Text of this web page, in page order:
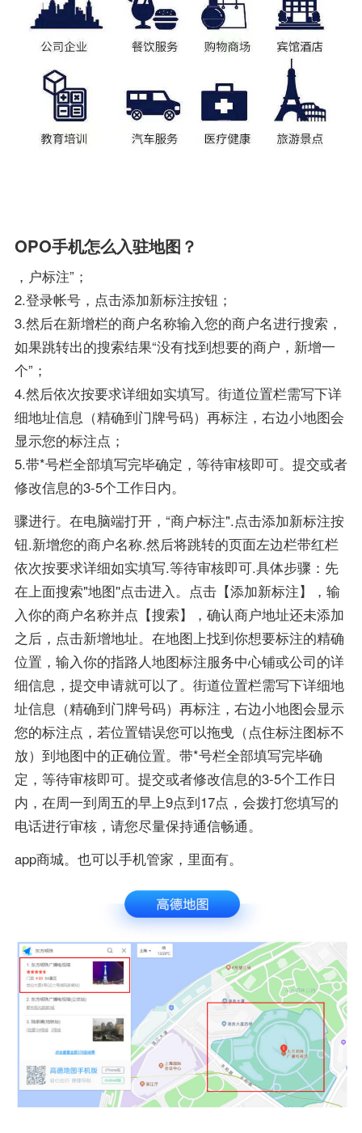
OPO手机怎么入驻地图？
，户标注”；
2.登录帐号，点击添加新标注按钮；
3.然后在新增栏的商户名称输入您的商户名进行搜索，
如果跳转出的搜索结果“没有找到想要的商户，新增一
个”；
4.然后依次按要求详细如实填写。街道位置栏需写下详
细地址信息（精确到门牌号码）再标注，右边小地图会
显示您的标注点；
5.带*号栏全部填写完毕确定，等待审核即可。提交或者
修改信息的3-5个工作日内。
骤进行。在电脑端打开，“商户标注".点击添加新标注按
钮.新增您的商户名称.然后将跳转的页面左边栏带红栏
依次按要求详细如实填写.等待审核即可.具体步骤：先
在上面搜索"地图''点击进入。点击【添加新标注】，输
入你的商户名称并点【搜索】，确认商户地址还未添加
之后，点击新增地址。在地图上找到你想要标注的精确
位置，输入你的指路人地图标注服务中心铺或公司的详
细信息，提交申请就可以了。街道位置栏需写下详细地
址信息（精确到门牌号码）再标注，右边小地图会显示
您的标注点，若位置错误您可以拖曵（点住标注图标不
放）到地图中的正确位置。带*号栏全部填写完毕确
定，等待审核即可。提交或者修改信息的3-5个工作日
内，在周一到周五的早上9点到17点，会拨打您填写的
电话进行审核，请您尽量保持通信畅通。
app商城。也可以手机管家，里面有。